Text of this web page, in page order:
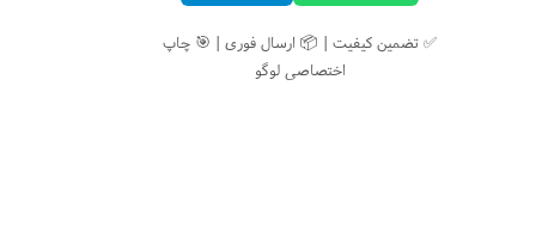
✅ تضمین کیفیت | 📦 ارسال فوری | 🎯 چاپ
اختصاصی لوگو